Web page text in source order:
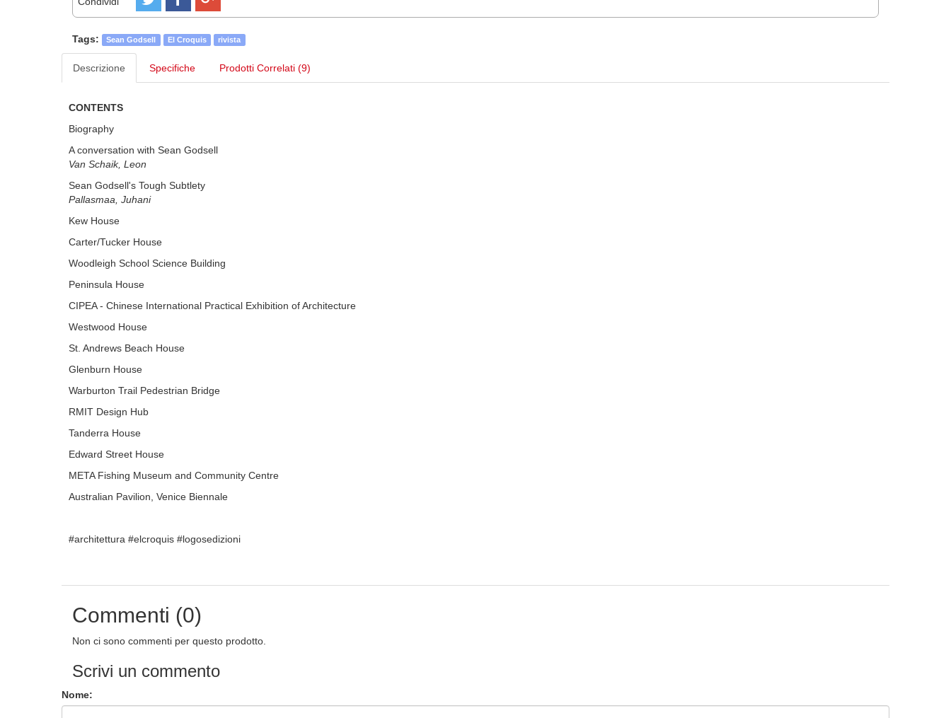
Tags: Sean Godsell El Croquis rivista
Descrizione Specifiche Prodotti Correlati (9)
CONTENTS
Biography
A conversation with Sean Godsell
Van Schaik, Leon
Sean Godsell's Tough Subtlety
Pallasmaa, Juhani
Kew House
Carter/Tucker House
Woodleigh School Science Building
Peninsula House
CIPEA - Chinese International Practical Exhibition of Architecture
Westwood House
St. Andrews Beach House
Glenburn House
Warburton Trail Pedestrian Bridge
RMIT Design Hub
Tanderra House
Edward Street House
META Fishing Museum and Community Centre
Australian Pavilion, Venice Biennale
#architettura #elcroquis #logosedizioni
Commenti (0)
Non ci sono commenti per questo prodotto.
Scrivi un commento
Nome: